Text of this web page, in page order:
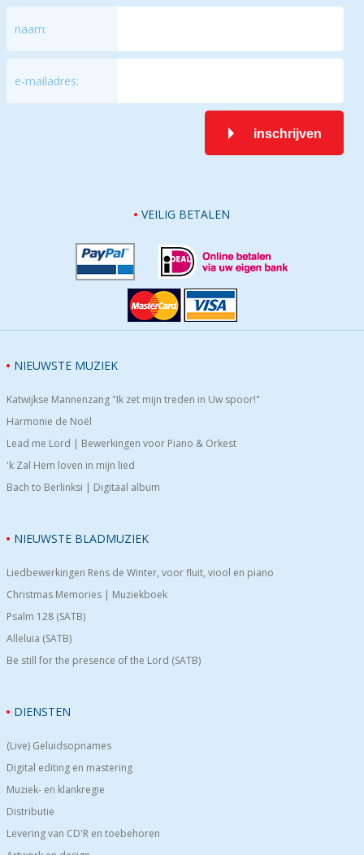
naam:
e-mailadres:
inschrijven
VEILIG BETALEN
NIEUWSTE MUZIEK
Katwijkse Mannenzang "Ik zet mijn treden in Uw spoor!"
Harmonie de Noël
Lead me Lord | Bewerkingen voor Piano & Orkest
'k Zal Hem loven in mijn lied
Bach to Berlinksi | Digitaal album
NIEUWSTE BLADMUZIEK
Liedbewerkingen Rens de Winter, voor fluit, viool en piano
Christmas Memories | Muziekboek
Psalm 128 (SATB)
Alleluia (SATB)
Be still for the presence of the Lord (SATB)
DIENSTEN
(Live) Geluidsopnames
Digital editing en mastering
Muziek- en klankregie
Distributie
Levering van CD'R en toebehoren